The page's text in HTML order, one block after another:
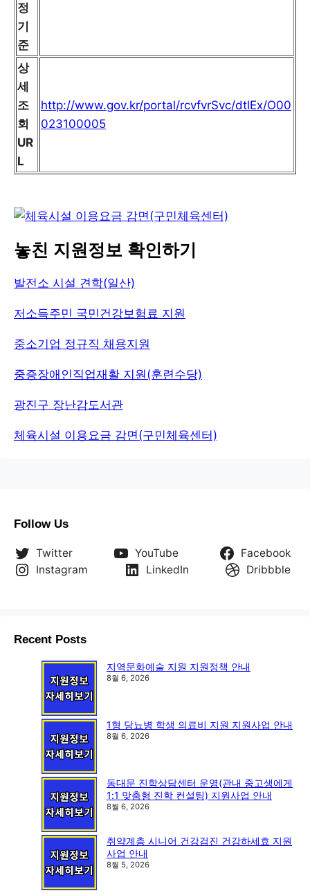
정
기
준
상
세
조
회
UR
L
http://www.gov.kr/portal/rcvfvrSvc/dtlEx/O00
023100005
놓친 지원정보 확인하기
발전소 시설 견학(일산)
저소득주민 국민건강보험료 지원
중소기업 정규직 채용지원
중증장애인직업재활 지원(훈련수당)
광진구 장난감도서관
체육시설 이용요금 감면(구민체육센터)
Follow Us
Twitter YouTube
Facebook
Instagram
LinkedIn Dribbble
Recent Posts
지역문화예술 지원 지원정책 안내
8월 6, 2026
1형 당뇨병 학생 의료비 지원 지원사업 안내
8월 6, 2026
동대문 진학상담센터 운영(관내 중고생에게
1:1 맞춤형 진학 컨설팅) 지원사업 안내
8월 6, 2026
취약계층 시니어 건강검진 건강하세효 지원
사업 안내
8월 5, 2026